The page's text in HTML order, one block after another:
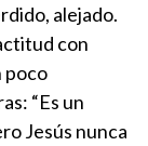
alejado.
con
poco
“Es un
Jesús nunca